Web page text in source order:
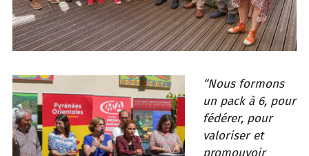
“Nous formons
un pack à 6, pour
fédérer, pour
valoriser et
promouvoir